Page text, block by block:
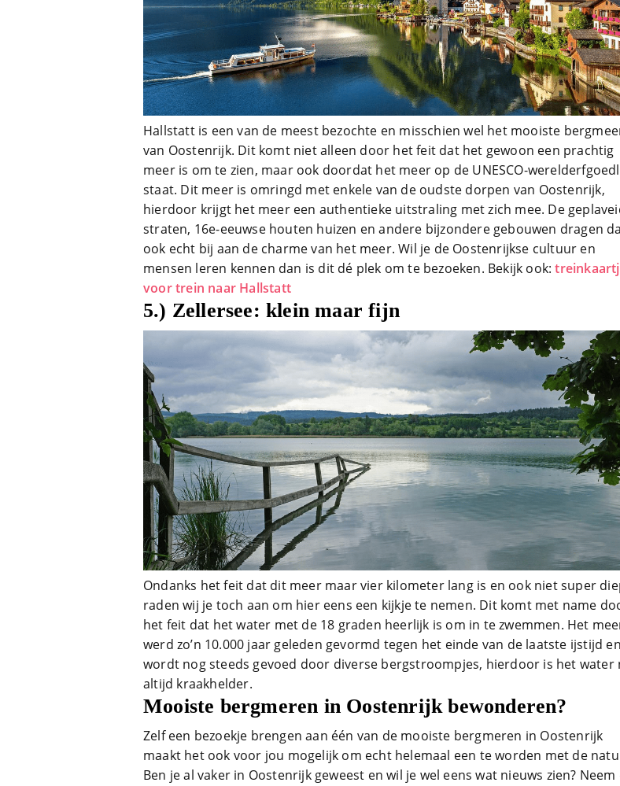
Hallstatt is een van de meest bezochte en misschien wel het mooiste
van Oostenrijk. Dit komt niet alleen door het feit dat het gewoon een prachtig
meer is om te zien, maar ook doordat het meer op de UNESCO-
staat. Dit meer is omringd met enkele van de oudste dorpen van Oostenrijk,
hierdoor krijgt het meer een authentieke uitstraling met zich mee. De
straten, 16e-eeuwse houten huizen en andere bijzondere gebouwen dragen
ook echt bij aan de charme van het meer. Wil je de Oostenrijkse cultuur en
mensen leren kennen dan is dit dé plek om te bezoeken. Bekijk ook:
voor trein naar Hallstatt
5.) Zellersee: klein maar fijn
Ondanks het feit dat dit meer maar vier kilometer lang is en ook niet super
raden wij je toch aan om hier eens een kijkje te nemen. Dit komt met name
het feit dat het water met de 18 graden heerlijk is om in te zwemmen. Het
werd zo’n 10.000 jaar geleden gevormd tegen het einde van de laatste ijstijd en
wordt nog steeds gevoed door diverse bergstroompjes, hierdoor is het water
altijd kraakhelder.
Mooiste bergmeren in Oostenrijk bewonderen?
Zelf een bezoekje brengen aan één van de mooiste bergmeren in Oostenrijk
maakt het ook voor jou mogelijk om echt helemaal een te worden met de
Ben je al vaker in Oostenrijk geweest en wil je wel eens wat nieuws zien? Neem